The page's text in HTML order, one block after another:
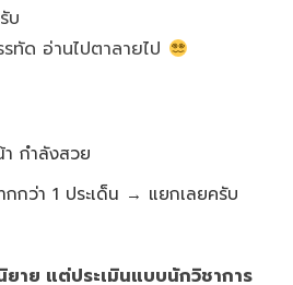
บ
ทัด อ่านไปตาลายไป
กำลังสวย
กกว่า 1 ประเด็น → แยกเลยครับ
ยาย แต่ประเมินแบบนักวิชาการ